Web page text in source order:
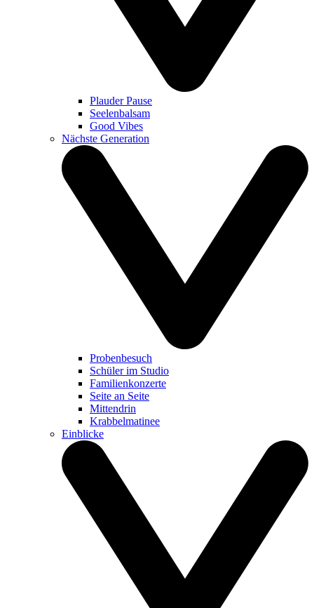
Plauder Pause
Seelenbalsam
Good Vibes
Nächste Generation
Probenbesuch
Schüler im Studio
Familienkonzerte
Seite an Seite
Mittendrin
Krabbelmatinee
Einblicke